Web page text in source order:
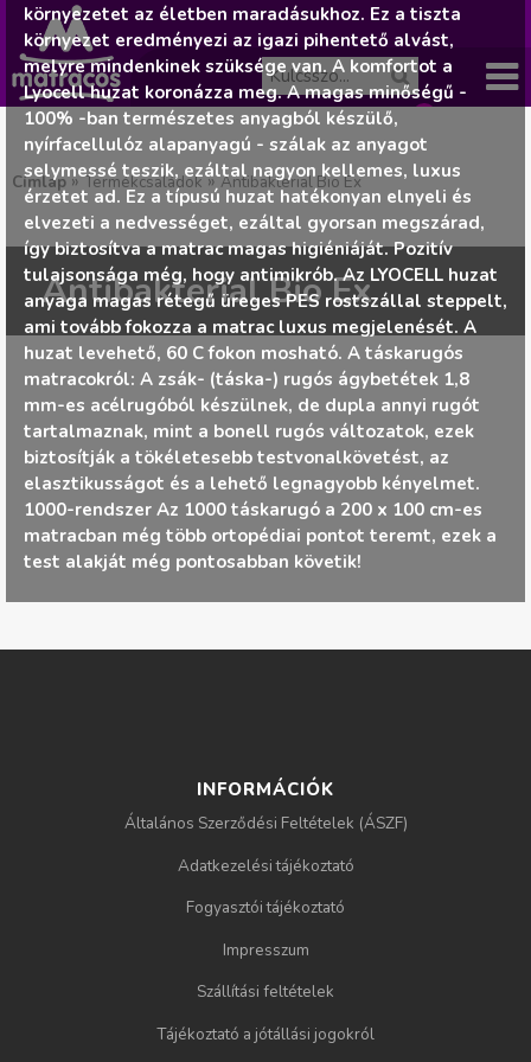
A
ko
sár
ür
es.
J
e
i
h
Címlap » Termékcsaládok » Antibakterial Bio Ex
Antibakterial Bio Ex
környezetet az életben maradásukhoz. Ez a tiszta
környezet eredményezi az igazi pihentető alvást,
melyre mindenkinek szüksége van. A komfortot a
Lyocell huzat koronázza meg. A magas minőségű -
100% -ban természetes anyagból készülő,
nyírfacellulóz alapanyagú - szálak az anyagot
selymessé teszik, ezáltal nagyon kellemes, luxus
érzetet ad. Ez a típusú huzat hatékonyan elnyeli és
elvezeti a nedvességet, ezáltal gyorsan megszárad,
így biztosítva a matrac magas higiéniáját. Pozitív
tulajsonsága még, hogy antimikrób. Az LYOCELL huzat
anyaga magas rétegű üreges PES rostszállal steppelt,
ami tovább fokozza a matrac luxus megjelenését. A
huzat levehető, 60 C fokon mosható. A táskarugós
matracokról: A zsák- (táska-) rugós ágybetétek 1,8
mm-es acélrugóból készülnek, de dupla annyi rugót
tartalmaznak, mint a bonell rugós változatok, ezek
biztosítják a tökéletesebb testvonalkövetést, az
elasztikusságot és a lehető legnagyobb kényelmet.
1000-rendszer Az 1000 táskarugó a 200 x 100 cm-es
matracban még több ortopédiai pontot teremt, ezek a
test alakját még pontosabban követik!
INFORMÁCIÓK
Általános Szerződési Feltételek (ÁSZF)
Adatkezelési tájékoztató
Fogyasztói tájékoztató
Impresszum
Szállítási feltételek
Tájékoztató a jótállási jogokról